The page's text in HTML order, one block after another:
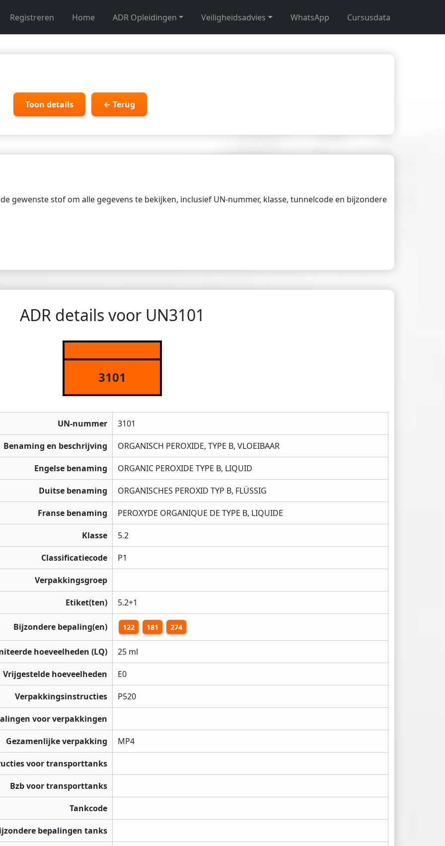
Registreren Home ADR Opleidingen Veiligheidsadvies WhatsApp Cursusdata
Toon details ← Terug
gewenste stof om alle gegevens te bekijken, inclusief UN-nummer, klasse, tunnelcode en bijzondere
ADR details voor UN3101
3101
UN-nummer 3101
Benaming en beschrijving ORGANISCH PEROXIDE, TYPE B, VLOEIBAAR
Engelse benaming ORGANIC PEROXIDE TYPE B, LIQUID
Duitse benaming ORGANISCHES PEROXID TYP B, FLÜSSIG
Franse benaming PEROXYDE ORGANIQUE DE TYPE B, LIQUIDE
Klasse 5.2
Classificatiecode P1
Verpakkingsgroep
Etiket(ten) 5.2+1
Bijzondere bepaling(en) 122 181 274
hoeveelheden (LQ) 25 ml
Vrijgestelde hoeveelheden E0
Verpakkingsinstructies P520
voor verpakkingen
Gezamenlijke verpakking MP4
voor transporttanks
Bzb voor transporttanks
Tankcode
bepalingen tanks